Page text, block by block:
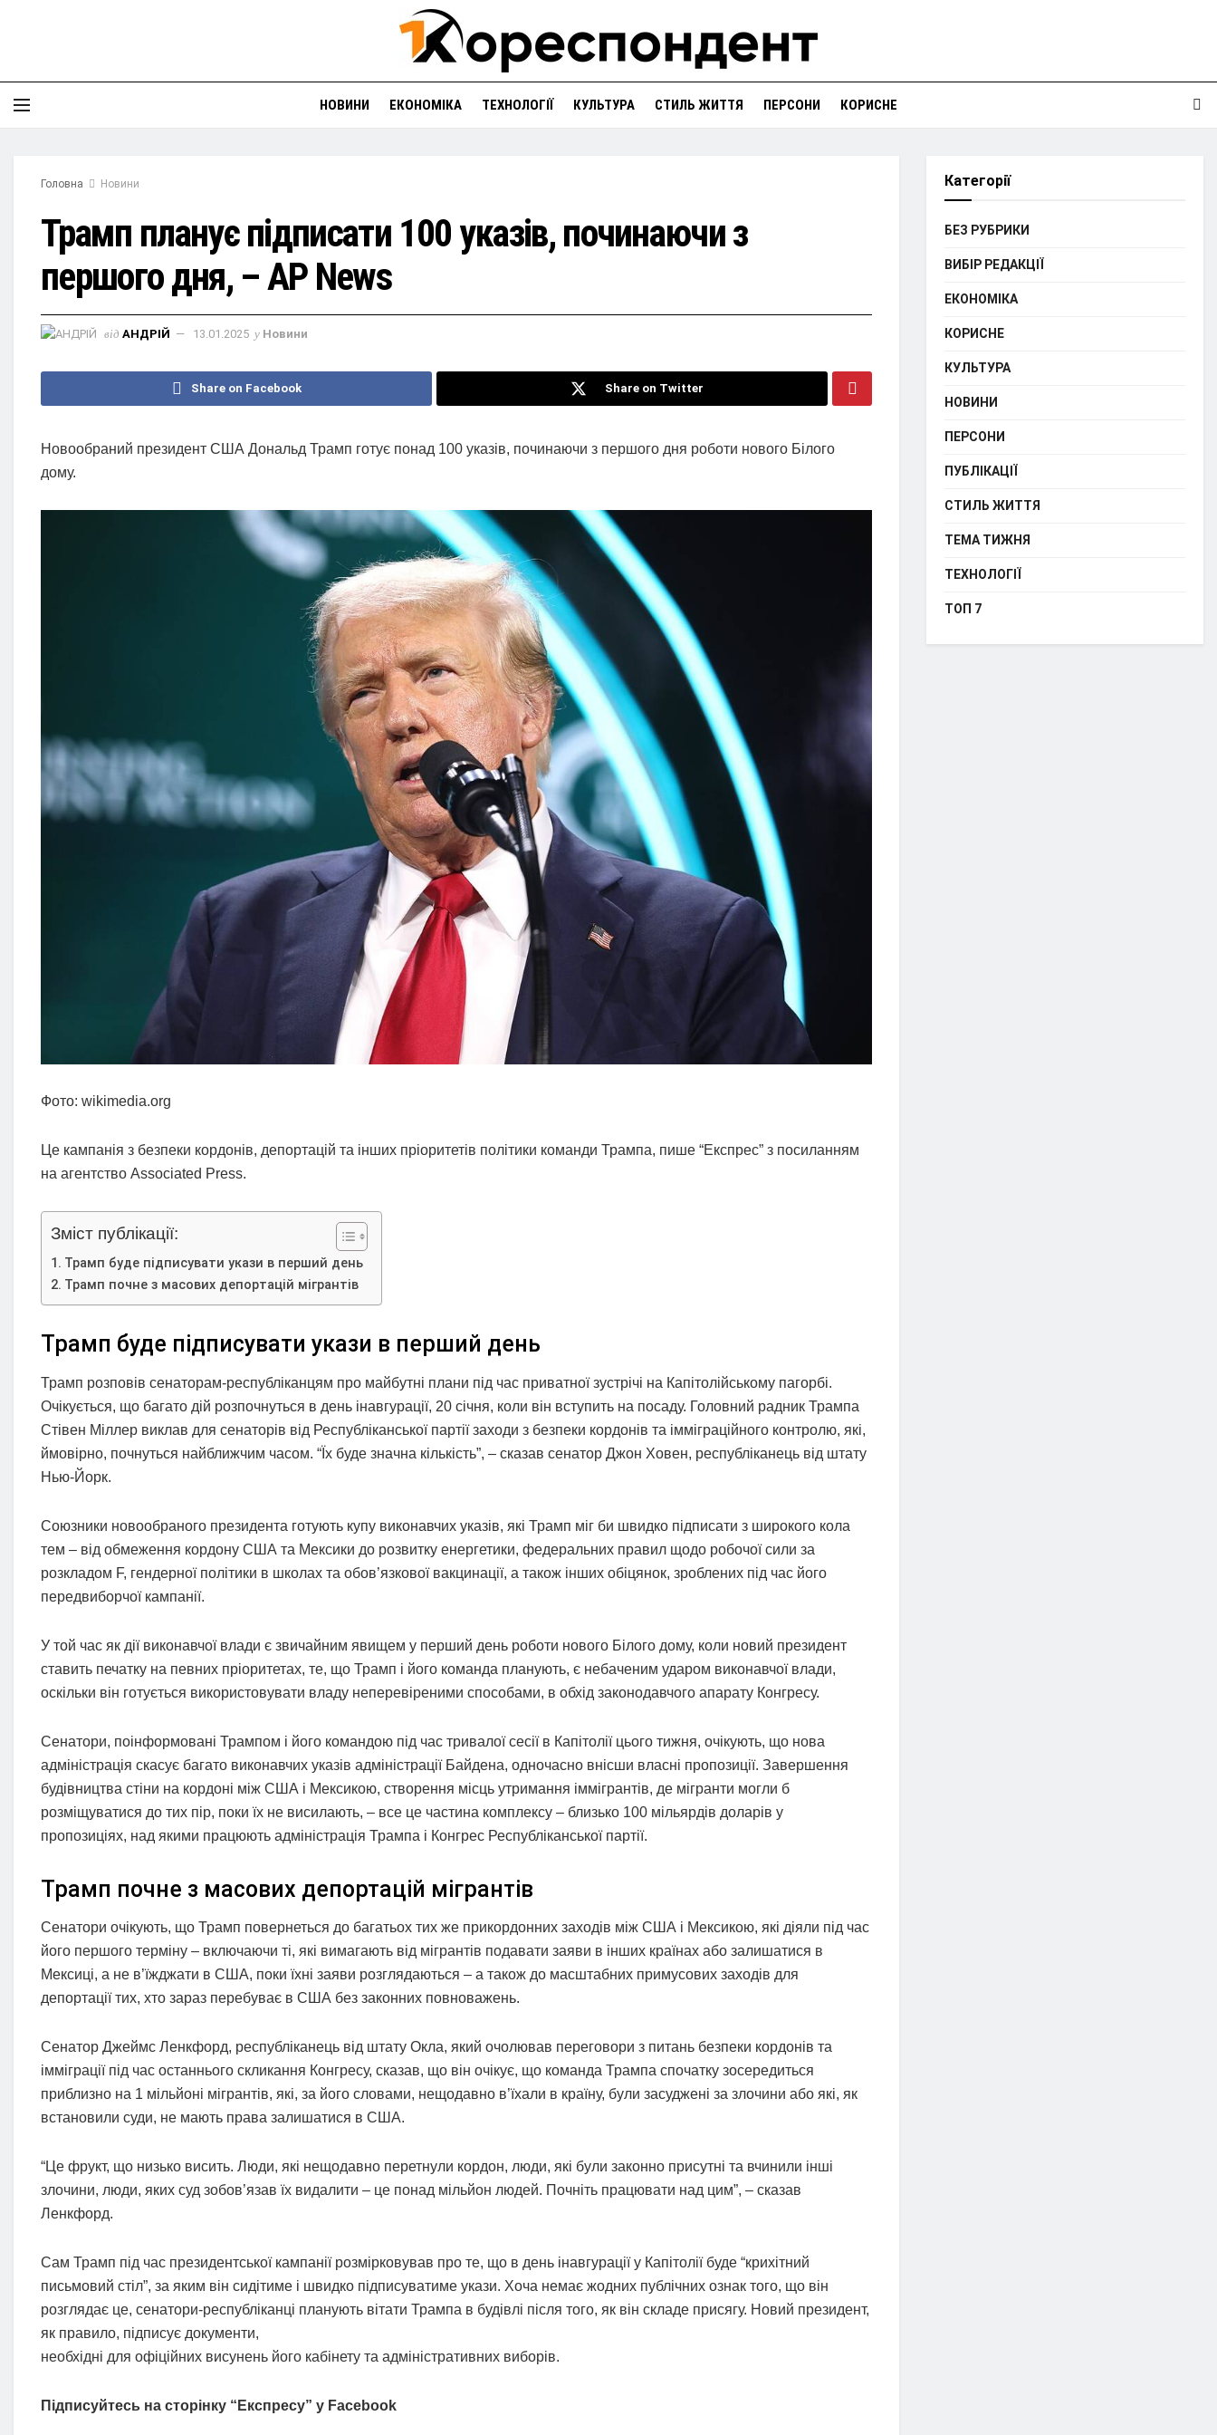
НОВИНИ ЕКОНОМІКА ТЕХНОЛОГІЇ КУЛЬТУРА СТИЛЬ ЖИТТЯ ПЕРСОНИ КОРИСНЕ
Головна Новини
Трамп планує підписати 100 указів, починаючи з
першого дня, – AP News
від АНДРІЙ 13.01.2025 у Новини
Share on Facebook Share on Twitter
Новообраний президент США Дональд Трамп готує понад 100 указів, починаючи з першого дня роботи нового Білого
дому.
Фото: wikimedia.org
Це кампанія з безпеки кордонів, депортацій та інших пріоритетів політики команди Трампа, пише “Експрес” з посиланням
на агентство Associated Press.
Зміст публікації:
Трамп буде підписувати укази в перший день
Трамп почне з масових депортацій мігрантів
Трамп буде підписувати укази в перший день
Трамп розповів сенаторам-республіканцям про майбутні плани під час приватної зустрічі на Капітолійському пагорбі.
Очікується, що багато дій розпочнуться в день інавгурації, 20 січня, коли він вступить на посаду. Головний радник Трампа
Стівен Міллер виклав для сенаторів від Республіканської партії заходи з безпеки кордонів та імміграційного контролю, які,
ймовірно, почнуться найближчим часом. “Їх буде значна кількість”, – сказав сенатор Джон Ховен, республіканець від штату
Нью-Йорк.
Союзники новообраного президента готують купу виконавчих указів, які Трамп міг би швидко підписати з широкого кола
тем – від обмеження кордону США та Мексики до розвитку енергетики, федеральних правил щодо робочої сили за
розкладом F, гендерної політики в школах та обов’язкової вакцинації, а також інших обіцянок, зроблених під час його
передвиборчої кампанії.
У той час як дії виконавчої влади є звичайним явищем у перший день роботи нового Білого дому, коли новий президент
ставить печатку на певних пріоритетах, те, що Трамп і його команда планують, є небаченим ударом виконавчої влади,
оскільки він готується використовувати владу неперевіреними способами, в обхід законодавчого апарату Конгресу.
Сенатори, поінформовані Трампом і його командою під час тривалої сесії в Капітолії цього тижня, очікують, що нова
адміністрація скасує багато виконавчих указів адміністрації Байдена, одночасно внісши власні пропозиції. Завершення
будівництва стіни на кордоні між США і Мексикою, створення місць утримання іммігрантів, де мігранти могли б
розміщуватися до тих пір, поки їх не висилають, – все це частина комплексу – близько 100 мільярдів доларів у
пропозиціях, над якими працюють адміністрація Трампа і Конгрес Республіканської партії.
Трамп почне з масових депортацій мігрантів
Сенатори очікують, що Трамп повернеться до багатьох тих же прикордонних заходів між США і Мексикою, які діяли під час
його першого терміну – включаючи ті, які вимагають від мігрантів подавати заяви в інших країнах або залишатися в
Мексиці, а не в’їжджати в США, поки їхні заяви розглядаються – а також до масштабних примусових заходів для
депортації тих, хто зараз перебуває в США без законних повноважень.
Сенатор Джеймс Ленкфорд, республіканець від штату Окла, який очолював переговори з питань безпеки кордонів та
імміграції під час останнього скликання Конгресу, сказав, що він очікує, що команда Трампа спочатку зосередиться
приблизно на 1 мільйоні мігрантів, які, за його словами, нещодавно в’їхали в країну, були засуджені за злочини або які, як
встановили суди, не мають права залишатися в США.
“Це фрукт, що низько висить. Люди, які нещодавно перетнули кордон, люди, які були законно присутні та вчинили інші
злочини, люди, яких суд зобов’язав їх видалити – це понад мільйон людей. Почніть працювати над цим”, – сказав
Ленкфорд.
Сам Трамп під час президентської кампанії розмірковував про те, що в день інавгурації у Капітолії буде “крихітний
письмовий стіл”, за яким він сидітиме і швидко підписуватиме укази. Хоча немає жодних публічних ознак того, що він
розглядає це, сенатори-республіканці планують вітати Трампа в будівлі після того, як він складе присягу. Новий президент,
як правило, підписує документи,
необхідні для офіційних висунень його кабінету та адміністративних виборів.
Підписуйтесь на сторінку “Експресу” у Facebook
Категорії
БЕЗ РУБРИКИ
ВИБІР РЕДАКЦІЇ
ЕКОНОМІКА
КОРИСНЕ
КУЛЬТУРА
НОВИНИ
ПЕРСОНИ
ПУБЛІКАЦІЇ
СТИЛЬ ЖИТТЯ
ТЕМА ТИЖНЯ
ТЕХНОЛОГІЇ
ТОП 7